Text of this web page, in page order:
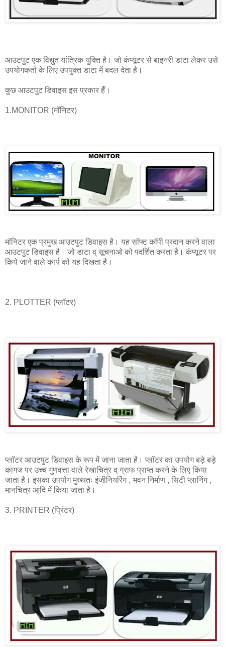
आउटपुट एक विद्युत यांत्रिक युक्ति है। जो कंप्यूटर से बाइनरी डाटा लेकर उसे
उपयोगकर्ता के लिए उपयुक्त डाटा में बदल देता है।
कुछ आउटपुट डिवाइस इस प्रकार हैँ।
1.MONITOR (मॉनिटर)
मॉनिटर एक प्रमुख आउटपुट डिवाइस है। यह सॉफ्ट कॉपी प्रदान करने वाला
आउटपुट डिवाइस है। जो डाटा व् सूचनाओ को पदर्शित करता है। कंप्यूटर पर
किये जाने वाले कार्य को यह दिखता है।
2. PLOTTER (प्लॉटर)
प्लॉटर आउटपुट डिवाइस के रूप में जाना जाता है। प्लॉटर का उपयोग बड़े बड़े
कागज पर उच्च गुणवत्ता वाले रेखाचित्र व् ग्राफ प्राप्त करने के लिए किया
जाता है। इसका उपयोग मुख्यतः इंजीनियरिंग , भवन निर्माण , सिटी प्लानिंग ,
मानचित्र आदि में किया जाता है।
3. PRINTER (प्रिंटर)